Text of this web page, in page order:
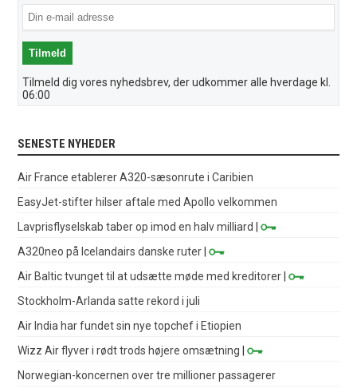
Tilmeld dig vores nyhedsbrev, der udkommer alle hverdage kl.
06:00
SENESTE NYHEDER
Air France etablerer A320-sæsonrute i Caribien
EasyJet-stifter hilser aftale med Apollo velkommen
Lavprisflyselskab taber op imod en halv milliard
|
A320neo på Icelandairs danske ruter |
Air Baltic tvunget til at udsætte møde med kreditorer |
Stockholm-Arlanda satte rekord i juli
Air India har fundet sin nye topchef i Etiopien
Wizz Air flyver i rødt trods højere omsætning |
Norwegian-koncernen over tre millioner passagerer